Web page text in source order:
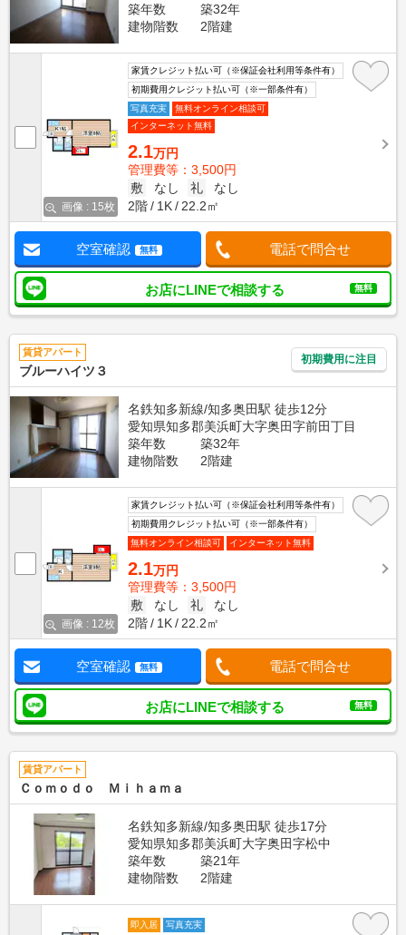
築年数
築32年
建物階数
2階建
画像 : 15枚
家賃クレジット払い可（※保証会社利用等条件有）
初期費用クレジット払い可（※一部条件有）
写真充実
無料オンライン相談可
インターネット無料
2.1万円
管理費等：3,500円
敷
なし 礼
なし
2階
1K 22.2㎡
空室確認 無料 電話で問合せ
お店にLINEで相談する 無料
賃貸アパート
ブルーハイツ３
初期費用に注目
名鉄知多新線/知多奥田駅 徒歩12分
愛知県知多郡美浜町大字奥田字前田丁目
築年数
築32年
建物階数
2階建
画像 : 12枚
家賃クレジット払い可（※保証会社利用等条件有）
初期費用クレジット払い可（※一部条件有）
無料オンライン相談可
インターネット無料
2.1万円
管理費等：3,500円
敷
なし 礼
なし
2階
1K 22.2㎡
空室確認 無料 電話で問合せ
お店にLINEで相談する 無料
賃貸アパート
Ｃｏｍｏｄｏ Ｍｉｈａｍａ
名鉄知多新線/知多奥田駅 徒歩17分
愛知県知多郡美浜町大字奥田字松中
築年数
築21年
建物階数
2階建
即入居 写真充実